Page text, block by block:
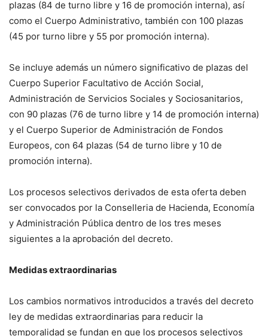
plazas (84 de turno libre y 16 de promoción interna), así
como el Cuerpo Administrativo, también con 100 plazas
(45 por turno libre y 55 por promoción interna).
Se incluye además un número significativo de plazas del
Cuerpo Superior Facultativo de Acción Social,
Administración de Servicios Sociales y Sociosanitarios,
con 90 plazas (76 de turno libre y 14 de promoción interna)
y el Cuerpo Superior de Administración de Fondos
Europeos, con 64 plazas (54 de turno libre y 10 de
promoción interna).
Los procesos selectivos derivados de esta oferta deben
ser convocados por la Conselleria de Hacienda, Economía
y Administración Pública dentro de los tres meses
siguientes a la aprobación del decreto.
Medidas extraordinarias
Los cambios normativos introducidos a través del decreto
ley de medidas extraordinarias para reducir la
temporalidad se fundan en que los procesos selectivos